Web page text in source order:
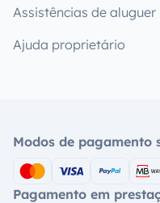
Assistências de aluguer
Ajuda proprietário
Modos de pagamento
Pagamento em